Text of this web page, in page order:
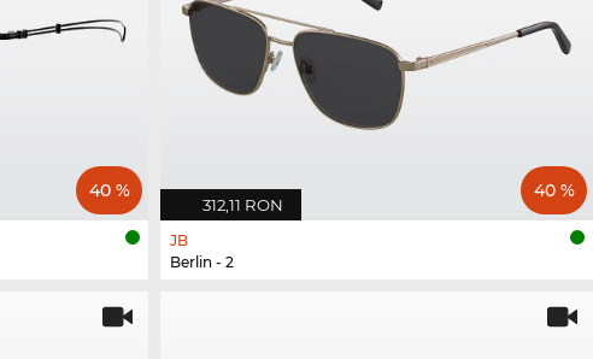
40 %
312,11 RON
40 %
JB
Berlin - 2